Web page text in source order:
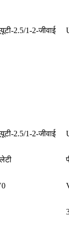
2.5/1-2-जीवाई
2.5/1-2-जीवाई